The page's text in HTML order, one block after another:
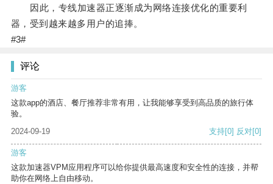
因此，专线加速器正逐渐成为网络连接优化的重要利
器，受到越来越多用户的追捧。
#3#
评论
游客
这款app的酒店、餐厅推荐非常有用，让我能够享受到高品质的旅行体
验。
2024-09-19
支持[0] 反对[0]
游客
这款加速器VPM应用程序可以给你提供最高速度和安全性的连接，并帮
助你在网络上自由移动。